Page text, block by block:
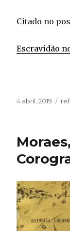
Citado no
Escravidão
Publicado
4 abril, 2019